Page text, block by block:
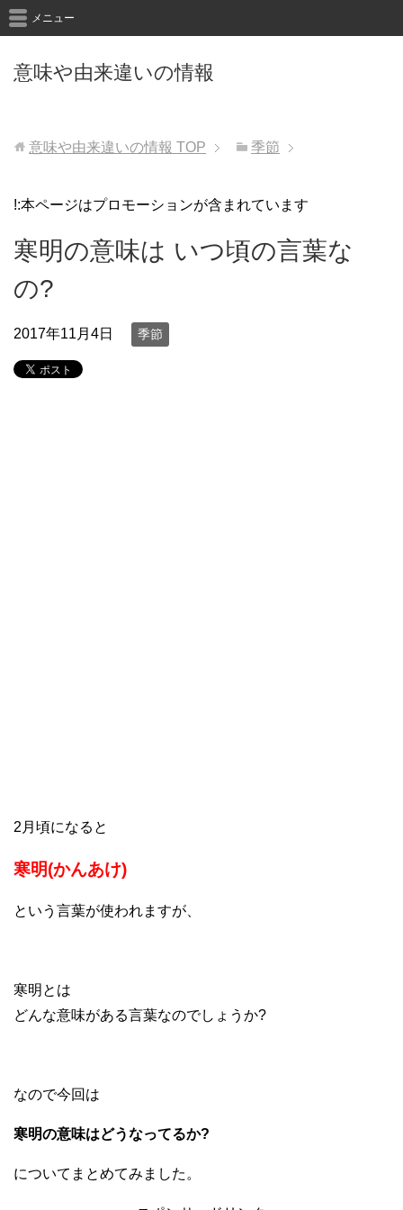
意味や由来違いの情報
メニュー
意味や由来違いの情報 TOP 季節
!:本ページはプロモーションが含まれています
寒明の意味は いつ頃の言葉な
の?
2017年11月4日 季節
2月頃になると
寒明(かんあけ)
という言葉が使われますが、
寒明とは
どんな意味がある言葉なのでしょうか?
なので今回は
寒明の意味はどうなってるか?
についてまとめてみました。